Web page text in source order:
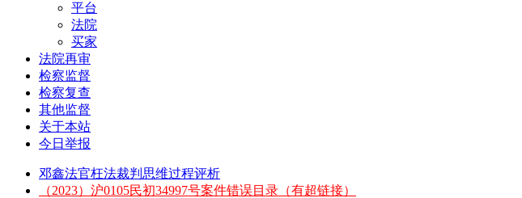
平台
法院
买家
法院再审
检察监督
检察复查
其他监督
关于本站
今日举报
邓鑫法官枉法裁判思维过程评析
（2023）沪0105民初34997号案件错误目录（有超链接）